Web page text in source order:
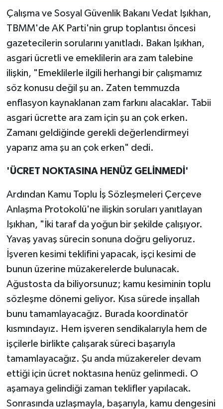
Çalışma ve Sosyal Güvenlik Bakanı Vedat Işıkhan,
TBMM'de AK Parti'nin grup toplantısı öncesi
gazetecilerin sorularını yanıtladı. Bakan Işıkhan,
asgari ücretli ve emeklilerin ara zam talebine
ilişkin, "Emeklilerle ilgili herhangi bir çalışmamız
söz konusu değil şu an. Zaten temmuzda
enflasyon kaynaklanan zam farkını alacaklar. Tabii
asgari ücrette ara zam için şu an çok erken.
Zamanı geldiğinde gerekli değerlendirmeyi
yaparız ama şu an çok erken" dedi.
'ÜCRET NOKTASINA HENÜZ GELİNMEDİ'
Ardından Kamu Toplu İş Sözleşmeleri Çerçeve
Anlaşma Protokolü'ne ilişkin soruları yanıtlayan
Işıkhan, "İki taraf da yoğun bir şekilde çalışıyor.
Yavaş yavaş sürecin sonuna doğru geliyoruz.
İşveren kesimi teklifini yapacak, işçi kesimi de
bunun üzerine müzakerelerde bulunacak.
Ağustosta da biliyorsunuz; kamu kesiminin toplu
sözleşme dönemi geliyor. Kısa sürede inşallah
bunu tamamlayacağız. Burada koordinatör
kısmındayız. Hem işveren sendikalarıyla hem de
işçilerle birlikte çalışarak süreci başarıyla
tamamlayacağız. Şu anda müzakereler devam
ettiği için ücret noktasına henüz gelinmedi. O
aşamaya gelindiği zaman teklifler yapılacak.
Sonrasında uzlaşmayla, başarıyla, kamu dengesini